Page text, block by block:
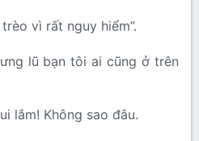
vì rất nguy hiểm”.
lũ bạn tôi ai cũng ở trên
lắm! Không sao đâu.